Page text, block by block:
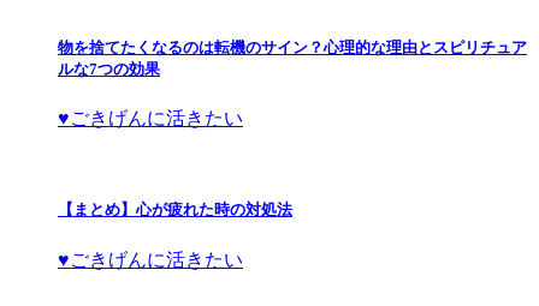
物を捨てたくなるのは転機のサイン？心理的な理由とスピリチュア
ルな7つの効果
♥ごきげんに活きたい
【まとめ】心が疲れた時の対処法
♥ごきげんに活きたい